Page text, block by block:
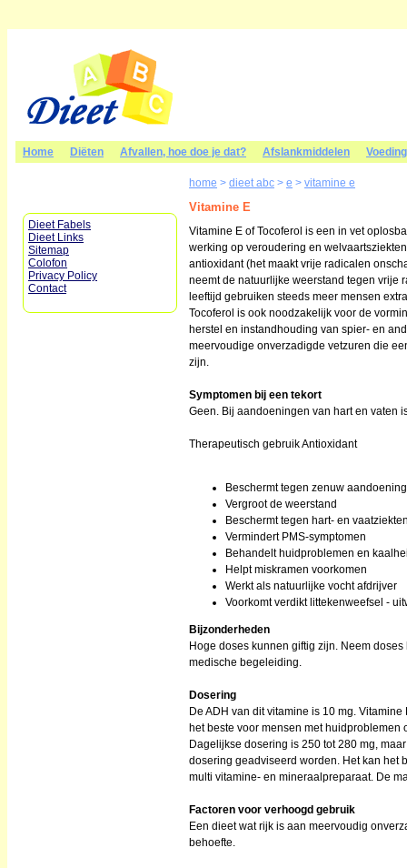
Home Diëten Afvallen, hoe doe je dat? Afslankmiddelen
Dieet Fabels
Dieet Links
Sitemap
Colofon
Privacy Policy
Contact
home > dieet abc > e > vitamine e
Vitamine E
Vitamine E of Tocoferol is een in vet
werking op veroudering en
antioxidant (het maakt vrije radicalen
neemt de natuurlijke weerstand tegen vrije
leeftijd gebruiken steeds meer mensen
Tocoferol is ook noodzakelijk voor de
herstel en instandhouding van spier- en
meervoudige onverzadigde vetzuren die
zijn.
Symptomen bij een tekort
Geen. Bij aandoeningen van hart en vaten
Therapeutisch gebruik Antioxidant
Beschermt tegen zenuw
Vergroot de weerstand
Beschermt tegen hart- en
Vermindert PMS-symptomen
Behandelt huidproblemen en
Helpt miskramen voorkomen
Werkt als natuurlijke vocht afdrijver
Voorkomt verdikt littekenweefsel -
Bijzonderheden
Hoge doses kunnen giftig zijn. Neem
medische begeleiding.
Dosering
De ADH van dit vitamine is 10 mg.
het beste voor mensen met
Dagelijkse dosering is 250 tot 280 mg,
dosering geadviseerd worden. Het kan het
multi vitamine- en mineraalpreparaat. De
Factoren voor verhoogd gebruik
Een dieet wat rijk is aan meervoudig
behoefte.